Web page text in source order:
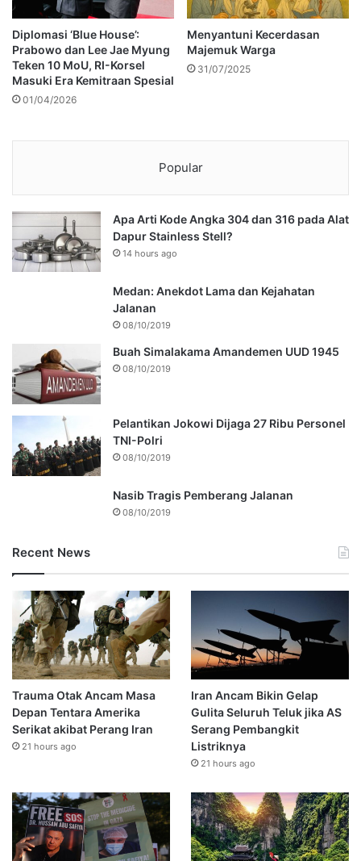
Diplomasi ‘Blue House’:
Prabowo dan Lee Jae Myung
Teken 10 MoU, RI-Korsel
Masuki Era Kemitraan Spesial
01/04/2026
Menyantuni Kecerdasan
Majemuk Warga
31/07/2025
Popular
Apa Arti Kode Angka 304 dan 316 pada Alat
Dapur Stainless Stell?
14 hours ago
Medan: Anekdot Lama dan Kejahatan
Jalanan
08/10/2019
Buah Simalakama Amandemen UUD 1945
08/10/2019
Pelantikan Jokowi Dijaga 27 Ribu Personel
TNI-Polri
08/10/2019
Nasib Tragis Pemberang Jalanan
08/10/2019
Recent News
Trauma Otak Ancam Masa
Depan Tentara Amerika
Serikat akibat Perang Iran
21 hours ago
Iran Ancam Bikin Gelap
Gulita Seluruh Teluk jika AS
Serang Pembangkit
Listriknya
21 hours ago